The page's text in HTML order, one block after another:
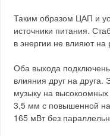
Таким образом ЦАП и
источники питания.
в энергии не влияют на
Оба выхода
влияния друг на друга.
музыку на
3,5 мм с повышенной
165 мВт без